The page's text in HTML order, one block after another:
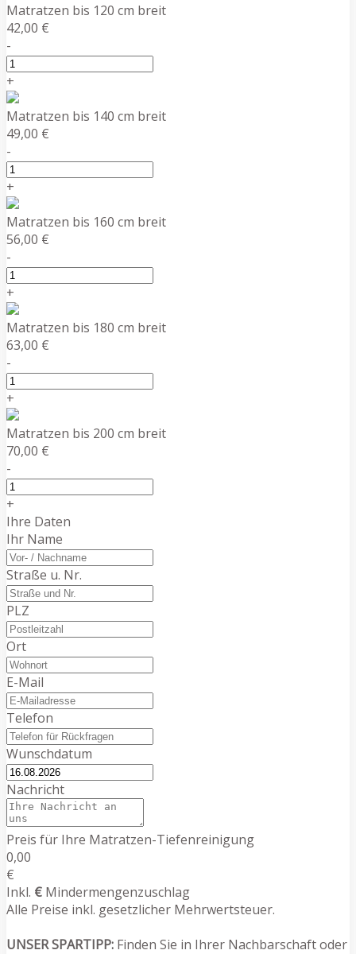
Matratzen bis 120 cm breit
42,00 €
-
+
Matratzen bis 140 cm breit
49,00 €
-
+
Matratzen bis 160 cm breit
56,00 €
-
+
Matratzen bis 180 cm breit
63,00 €
-
+
Matratzen bis 200 cm breit
70,00 €
-
+
Ihre Daten
Ihr Name
Straße u. Nr.
PLZ
Ort
E-Mail
Telefon
Wunschdatum
Nachricht
Preis für Ihre Matratzen-Tiefenreinigung
0,00
€
Inkl. € Mindermengenzuschlag
Alle Preise inkl. gesetzlicher Mehrwertsteuer.
UNSER SPARTIPP: Finden Sie in Ihrer Nachbarschaft oder